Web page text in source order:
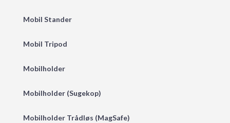
Mobil Stander
Mobil Tripod
Mobilholder
Mobilholder (Sugekop)
Mobilholder Trådløs (MagSafe)